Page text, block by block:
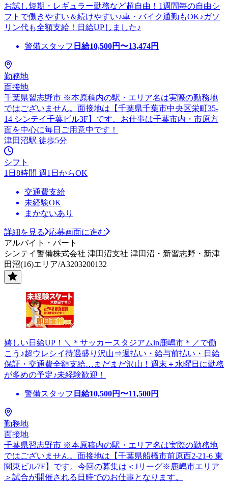
お試し短期・レギュラー勤務など超自由！1週間毎の自由シ
フトで働きやすい＆続けやすい♪車・バイク通勤もOK♪ガソ
リン代も全額支給！日給UPしました♪
警備スタッフ 日給10,500円〜13,474円
勤務地
面接地
千葉県習志野市 ※本原稿内の駅・エリア名は実際の勤務地
ではございません。面接地は【千葉県千葉市中央区栄町35-
14 シンテイ千葉ビル3F】です。お仕事は千葉市内・市原方
面を中心に毎日ご用意中です！
津田沼駅 徒歩5分
シフト
1日8時間 週1日からOK
交通費支給
未経験OK
まかないあり
詳細を見る
応募画面に進む
アルバイト・パート
シンテイ警備株式会社 津田沼支社 津田沼・新習志野・新津
田沼(16)エリア/A3203200132
嬉しい日給UP！＼＊サッカースタジアムin鹿嶋市＊／で働
こう♪超ウレシイ待遇盛り沢山⇒週払い・給与前払い・日給
保証・交通費全額支給…まだまだ沢山！週末＋水曜日に勤務
が多めの予定♪未経験歓迎！
警備スタッフ 日給10,500円〜11,500円
勤務地
面接地
千葉県習志野市 ※本原稿内の駅・エリア名は実際の勤務地
ではございません。面接地は【千葉県船橋市前原西2-21-6 東
関東ビル7F】です。今回の募集は＜Jリーグ※鹿嶋市エリア
＞試合が開催される日時でのお仕事となります。